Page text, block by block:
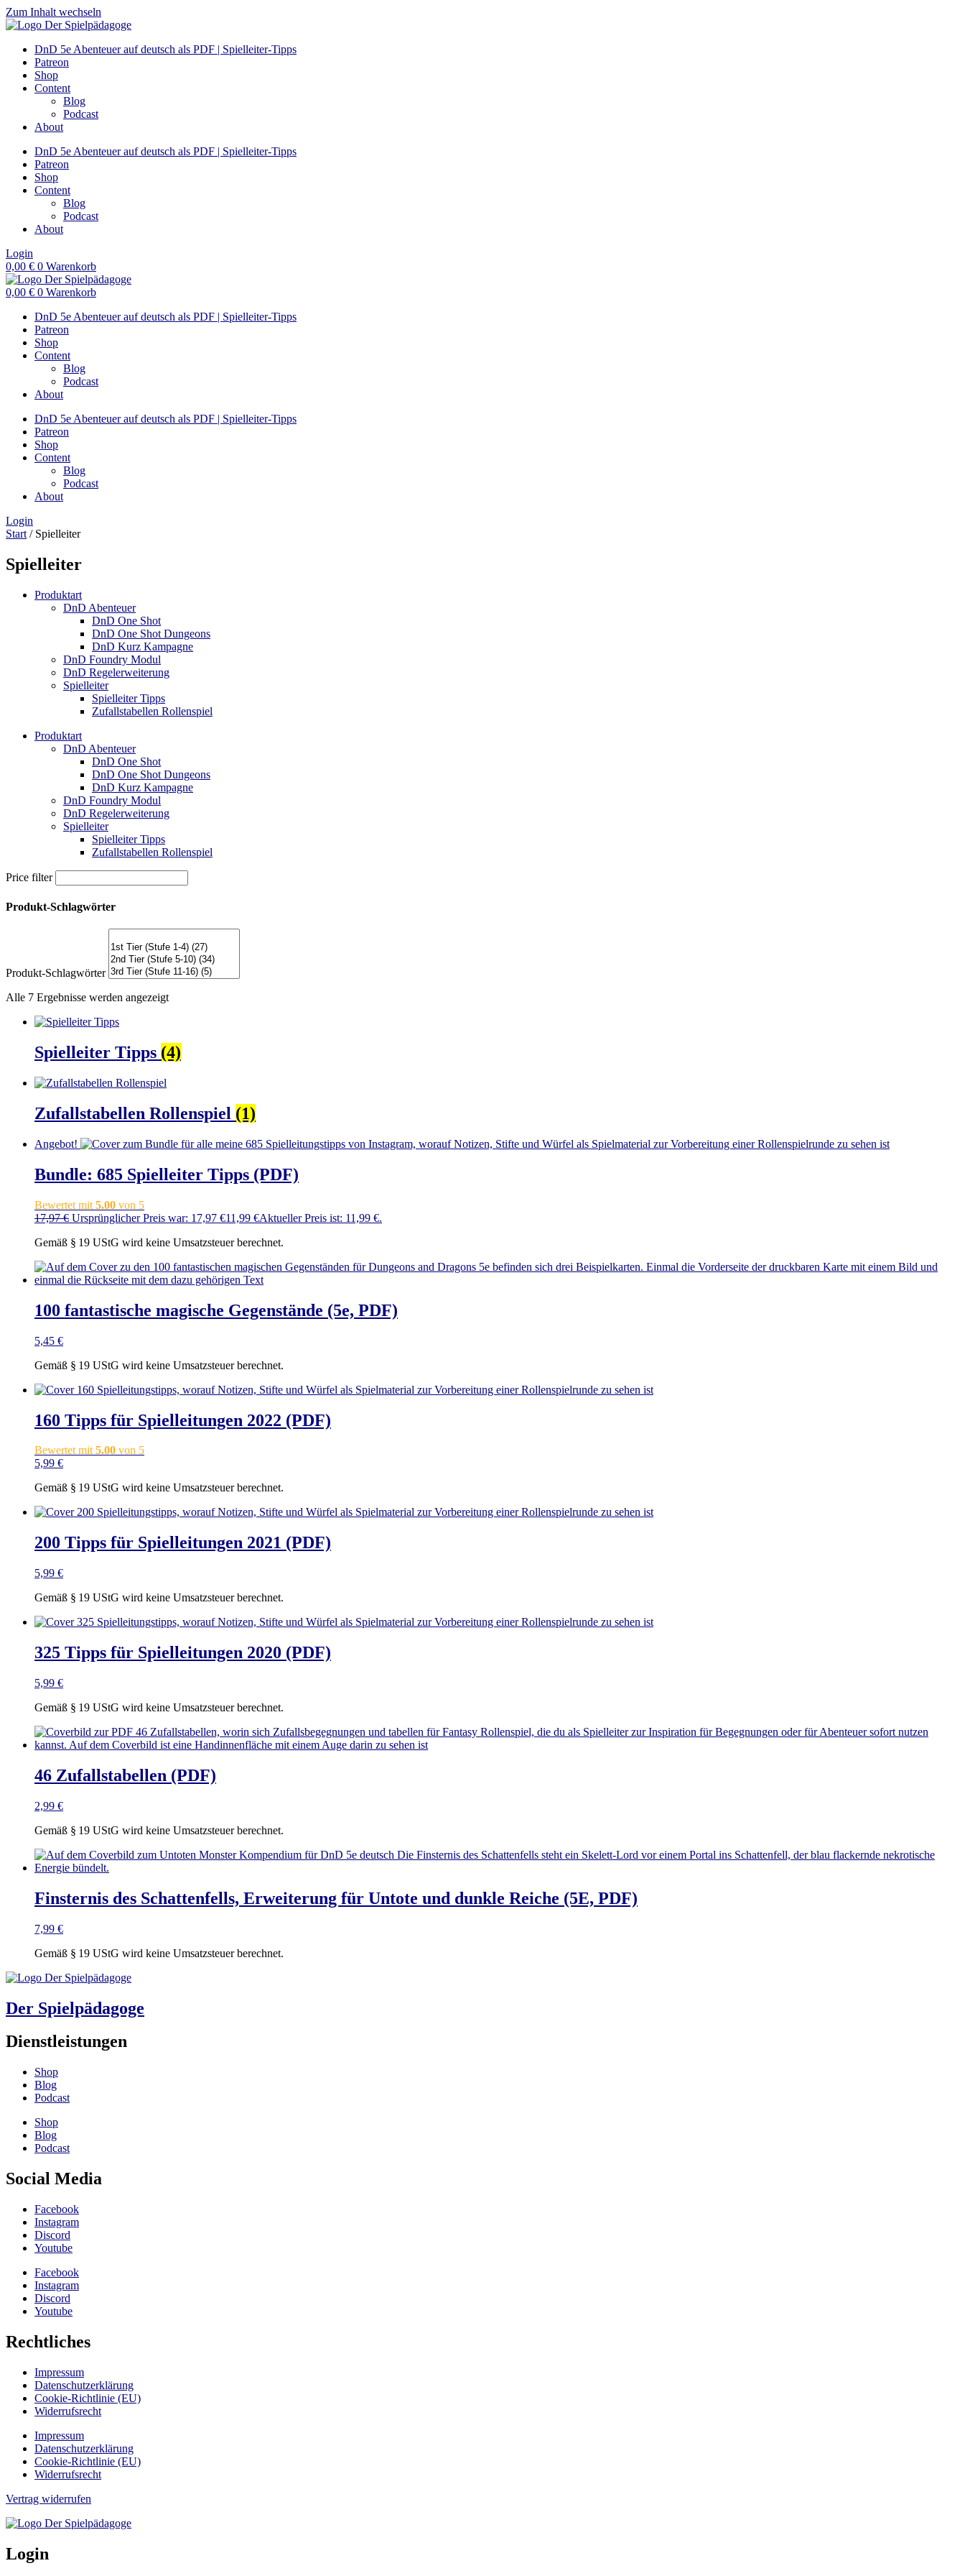
Zum Inhalt wechseln
DnD 5e Abenteuer auf deutsch als PDF | Spielleiter-Tipps
Patreon
Shop
Content
Blog
Podcast
About
DnD 5e Abenteuer auf deutsch als PDF | Spielleiter-Tipps
Patreon
Shop
Content
Blog
Podcast
About
Login
0,00 € 0 Warenkorb
0,00 € 0 Warenkorb
DnD 5e Abenteuer auf deutsch als PDF | Spielleiter-Tipps
Patreon
Shop
Content
Blog
Podcast
About
DnD 5e Abenteuer auf deutsch als PDF | Spielleiter-Tipps
Patreon
Shop
Content
Blog
Podcast
About
Login
Start / Spielleiter
Spielleiter
Produktart
DnD Abenteuer
DnD One Shot
DnD One Shot Dungeons
DnD Kurz Kampagne
DnD Foundry Modul
DnD Regelerweiterung
Spielleiter
Spielleiter Tipps
Zufallstabellen Rollenspiel
Produktart
DnD Abenteuer
DnD One Shot
DnD One Shot Dungeons
DnD Kurz Kampagne
DnD Foundry Modul
DnD Regelerweiterung
Spielleiter
Spielleiter Tipps
Zufallstabellen Rollenspiel
Price filter
Produkt-Schlagwörter
Produkt-Schlagwörter
Alle 7 Ergebnisse werden angezeigt
Spielleiter Tipps (4)
Zufallstabellen Rollenspiel (1)
Angebot!
Bundle: 685 Spielleiter Tipps (PDF)
Bewertet mit 5.00 von 5
17,97€ Ursprünglicher Preis war: 17,97 €11,99 €Aktueller Preis ist: 11,99 €.
Gemäß § 19 UStG wird keine Umsatzsteuer berechnet.
100 fantastische magische Gegenstände (5e, PDF)
5,45 €
Gemäß § 19 UStG wird keine Umsatzsteuer berechnet.
160 Tipps für Spielleitungen 2022 (PDF)
Bewertet mit5.00 von 5
5,99 €
Gemäß § 19 UStG wird keine Umsatzsteuer berechnet.
200 Tipps für Spielleitungen 2021 (PDF)
5,99 €
Gemäß § 19 UStG wird keine Umsatzsteuer berechnet.
325 Tipps für Spielleitungen 2020 (PDF)
5,99 €
Gemäß § 19 UStG wird keine Umsatzsteuer berechnet.
46 Zufallstabellen (PDF)
2,99 €
Gemäß § 19 UStG wird keine Umsatzsteuer berechnet.
Finsternis des Schattenfells, Erweiterung für Untote und dunkle Reiche (5E, PDF)
7,99 €
Gemäß § 19 UStG wird keine Umsatzsteuer berechnet.
Der Spielpädagoge
Dienstleistungen
Shop
Blog
Podcast
Shop
Blog
Podcast
Social Media
Facebook
Instagram
Discord
Youtube
Facebook
Instagram
Discord
Youtube
Rechtliches
Impressum
Datenschutzerklärung
Cookie-Richtlinie (EU)
Widerrufsrecht
Impressum
Datenschutzerklärung
Cookie-Richtlinie (EU)
Widerrufsrecht
Vertrag widerrufen
Login